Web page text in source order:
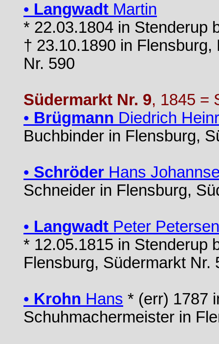
• Langwadt Martin
* 22.03.1804 in Stenderup
† 23.10.1890 in
Nr. 590
Südermarkt Nr. 9, 1845 =
• Brügmann Diedrich
Buchbinder in Flensburg,
• Schröder Hans
Schneider in Flensburg,
• Langwadt Peter Petersen
* 12.05.1815 in Stenderup
Flensburg, Südermarkt Nr.
• Krohn Hans * (err) 1787
Schuhmachermeister in